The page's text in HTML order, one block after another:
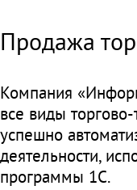
Продажа
Компания
все виды
успешно
деятельности,
программы 1С.